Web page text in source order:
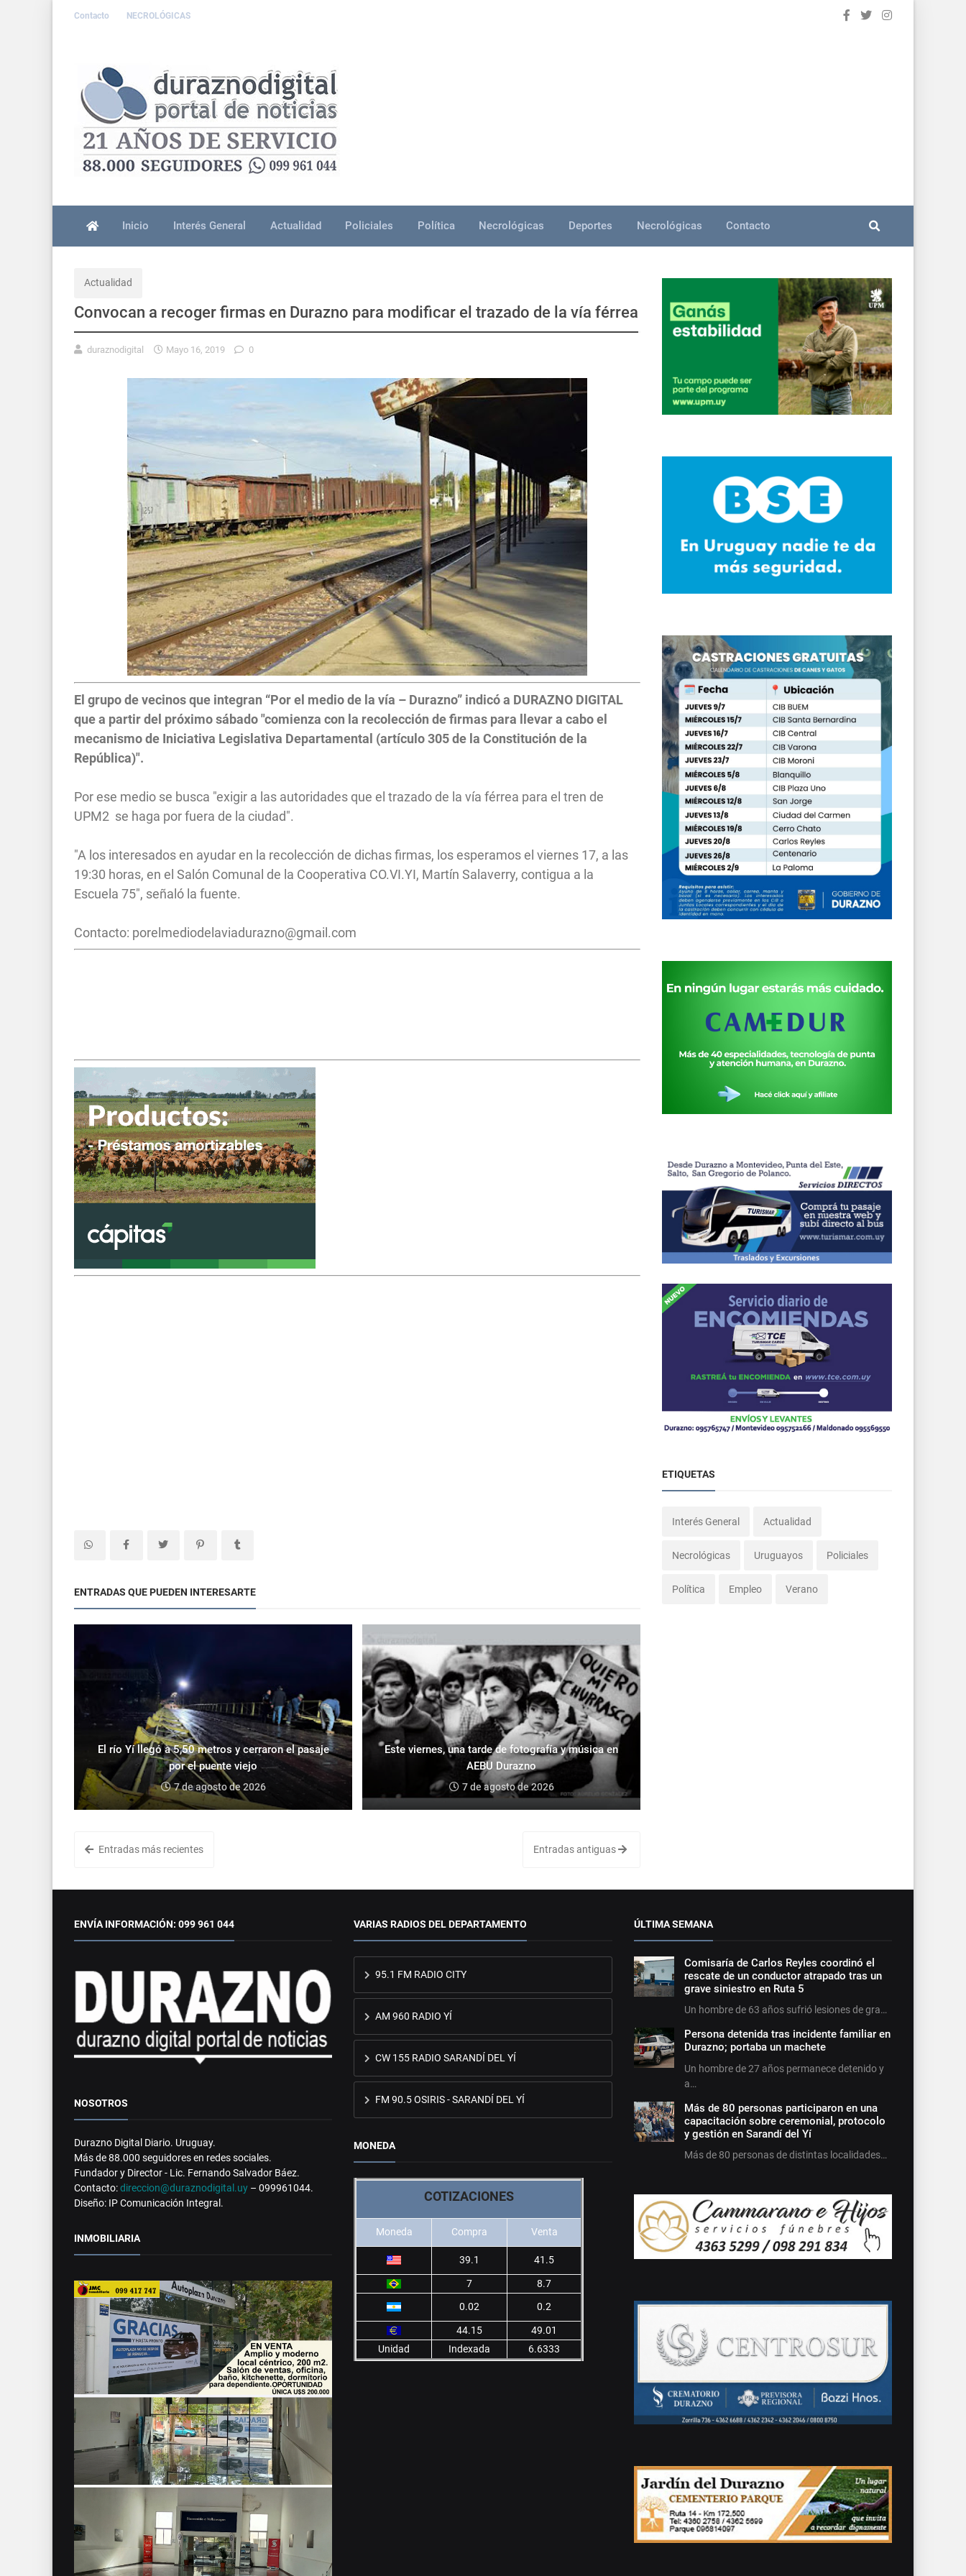
Contacto NECROLÓGICAS
Inicio Interés General Actualidad Policiales Política Necrológicas Deportes Necrológicas Contacto
Actualidad
Convocan a recoger firmas en Durazno para modificar el trazado de la vía férrea
duraznodigital Mayo 16, 2019 0
El grupo de vecinos que integran “Por el medio de la vía – Durazno” indicó a DURAZNO DIGITAL
que a partir del próximo sábado "comienza con la recolección de firmas para llevar a cabo el
mecanismo de Iniciativa Legislativa Departamental (artículo 305 de la Constitución de la
República)".
Por ese medio se busca "exigir a las autoridades que el trazado de la vía férrea para el tren de
UPM2 se haga por fuera de la ciudad".
"A los interesados en ayudar en la recolección de dichas firmas, los esperamos el viernes 17, a las
19:30 horas, en el Salón Comunal de la Cooperativa CO.VI.YI, Martín Salaverry, contigua a la
Escuela 75", señaló la fuente.
Contacto: porelmediodelaviadurazno@gmail.com
ENTRADAS QUE PUEDEN INTERESARTE
El río Yí llegó a 5,50 metros y cerraron el pasaje
por el puente viejo
7 de agosto de 2026
Este viernes, una tarde de fotografía y música en
AEBU Durazno
7 de agosto de 2026
Entradas más recientes Entradas antiguas
ETIQUETAS
Interés General Actualidad
Necrológicas Uruguayos Policiales
Política Empleo Verano
ENVÍA INFORMACIÓN: 099 961 044
NOSOTROS
Durazno Digital Diario. Uruguay.
Más de 88.000 seguidores en redes sociales.
Fundador y Director - Lic. Fernando Salvador Báez.
Contacto:direccion@duraznodigital.uy – 099961044.
Diseño: IP Comunicación Integral.
INMOBILIARIA
VARIAS RADIOS DEL DEPARTAMENTO
95.1 FM RADIO CITY
AM 960 RADIO YÍ
CW 155 RADIO SARANDÍ DEL YÍ
FM 90.5 OSIRIS - SARANDÍ DEL YÍ
MONEDA
COTIZACIONES
Moneda Compra Venta
39.1 41.5
7
8.7
0.02
0.2
44.15
49.01
Unidad
Indexada 6.6333
ÚLTIMA SEMANA
Comisaría de Carlos Reyles coordinó el
rescate de un conductor atrapado tras un
grave siniestro en Ruta 5
Un hombre de 63 años sufrió lesiones de gra…
Persona detenida tras incidente familiar en
Durazno; portaba un machete
Un hombre de 27 años permanece detenido y
a…
Más de 80 personas participaron en una
capacitación sobre ceremonial, protocolo
y gestión en Sarandí del Yí
Más de 80 personas de distintas localidades…